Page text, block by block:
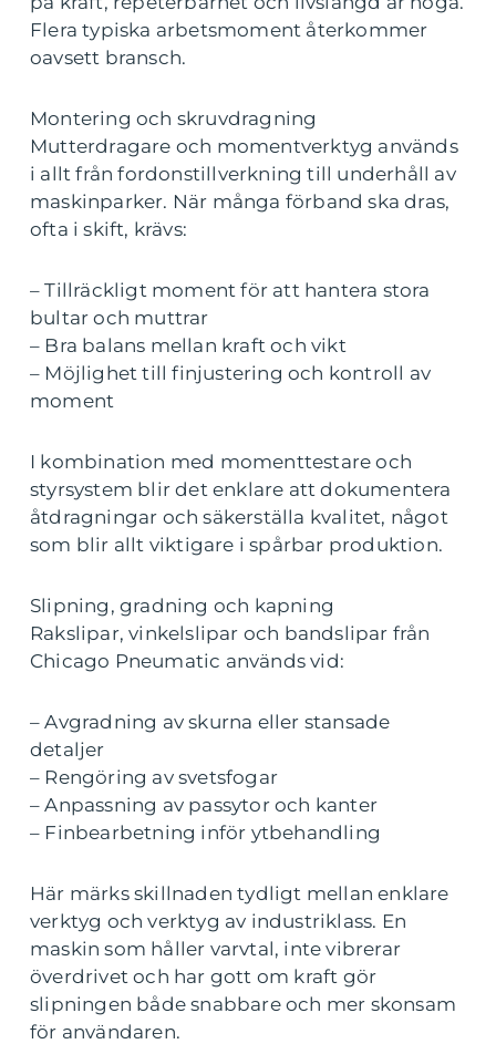
Flera typiska arbetsmoment återkommer
oavsett bransch.
Montering och skruvdragning
Mutterdragare och momentverktyg används
i allt från fordonstillverkning till underhåll av
maskinparker. När många förband ska dras,
ofta i skift, krävs:
– Tillräckligt moment för att hantera stora
bultar och muttrar
– Bra balans mellan kraft och vikt
– Möjlighet till finjustering och kontroll av
moment
I kombination med momenttestare och
styrsystem blir det enklare att dokumentera
åtdragningar och säkerställa kvalitet, något
som blir allt viktigare i spårbar produktion.
Slipning, gradning och kapning
Rakslipar, vinkelslipar och bandslipar från
Chicago Pneumatic används vid:
– Avgradning av skurna eller stansade
detaljer
– Rengöring av svetsfogar
– Anpassning av passytor och kanter
– Finbearbetning inför ytbehandling
Här märks skillnaden tydligt mellan enklare
verktyg och verktyg av industriklass. En
maskin som håller varvtal, inte vibrerar
överdrivet och har gott om kraft gör
slipningen både snabbare och mer skonsam
för användaren.